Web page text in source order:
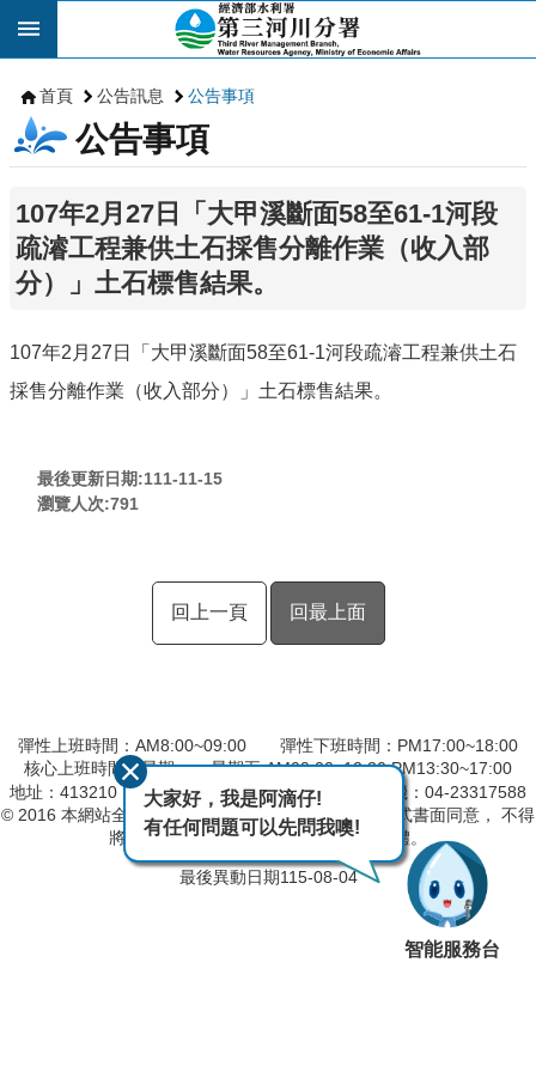
跳到主要內容區塊
首頁 公告訊息 公告事項
公告事項
107年2月27日「大甲溪斷面58至61-1河段
疏濬工程兼供土石採售分離作業（收入部
分）」土石標售結果。
107年2月27日「大甲溪斷面58至61-1河段疏濬工程兼供土石
採售分離作業（收入部分）」土石標售結果。
最後更新日期:111-11-15
瀏覽人次:791
回上一頁 回最上面
彈性上班時間：AM8:00~09:00 彈性下班時間：PM17:00~18:00
核心上班時間：星期一 ~ 星期五 AM09:00~12:30 PM13:30~17:00
地址：413210 台中市霧峰區峰堤路191號
總機：04-23317588
© 2016 本網站全部圖文版權係屬本分署所有，非經正式書面同意， 不得
將全部或部分內容，轉載於任何形式媒體。
最後異動日期115-08-04
大家好，我是阿滴仔!
有任何問題可以先問我噢!
智能服務台